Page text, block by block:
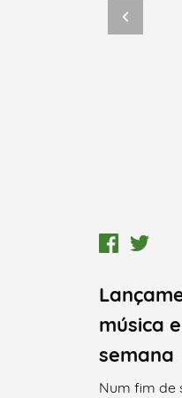
música
semana
Num fim de